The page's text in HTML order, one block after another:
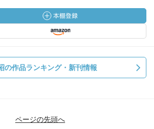
の作品ランキング・新刊情報
ページの先頭へ